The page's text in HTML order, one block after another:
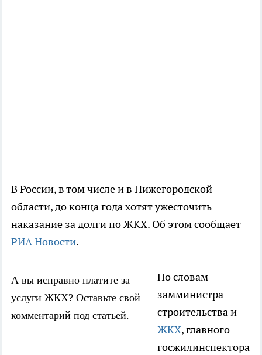
В России, в том числе и в Нижегородской
области, до конца года хотят ужесточить
наказание за долги по ЖКХ. Об этом сообщает
РИА Новости.
А вы исправно платите за
услуги ЖКХ? Оставьте свой
комментарий под статьей.
По словам
замминистра
строительства и
ЖКХ, главного
госжилинспектора